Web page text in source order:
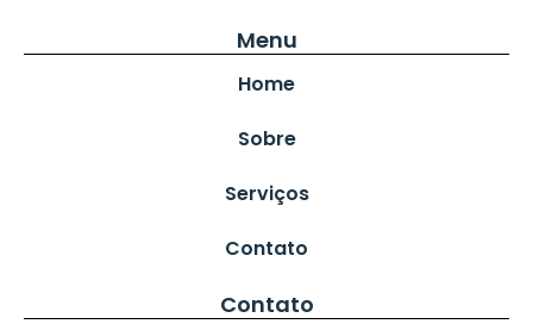
Menu
Home
Sobre
Serviços
Contato
Contato